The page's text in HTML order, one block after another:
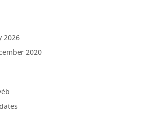
2026
2020